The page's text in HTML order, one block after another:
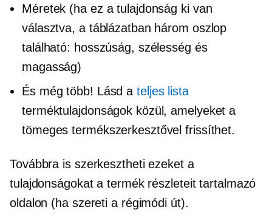
Méretek (ha ez a tulajdonság ki van
választva, a táblázatban három oszlop
található: hosszúság, szélesség és
magasság)
És még több! Lásd a teljes lista
terméktulajdonságok közül, amelyeket a
tömeges termékszerkesztővel frissíthet.
Továbbra is szerkesztheti ezeket a
tulajdonságokat a termék részleteit tartalmazó
oldalon (ha szereti a régimódi út).